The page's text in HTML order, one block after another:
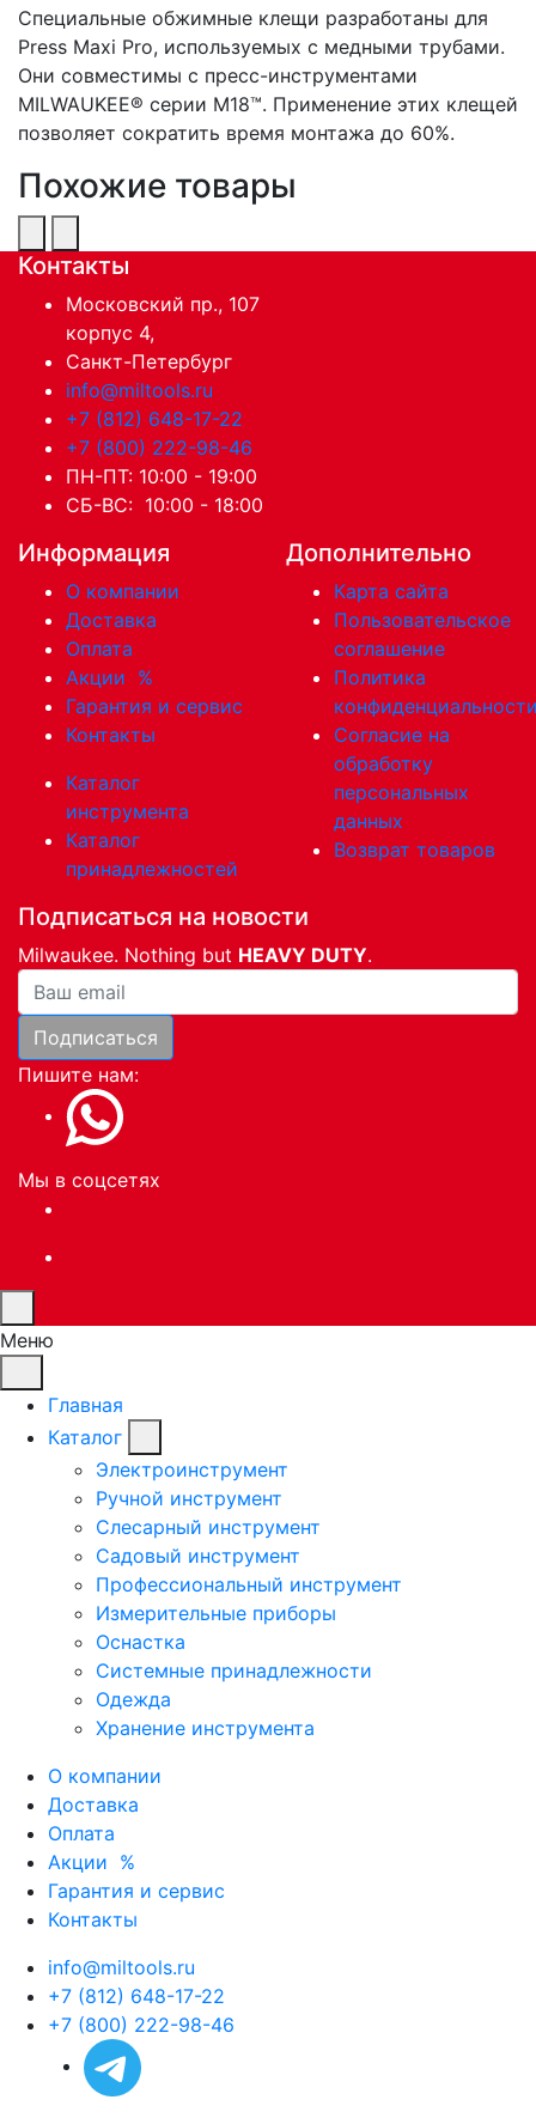
Специальные обжимные клещи разработаны для
Press Maxi Pro, используемых с медными трубами.
Они совместимы с пресс-инструментами
MILWAUKEE® серии M18™. Применение этих клещей
позволяет сократить время монтажа до 60%.
Похожие товары
Контакты
Московский пр., 107
корпус 4,
Санкт-Петербург
info@miltools.ru
+7 (812) 648-17-22
+7 (800) 222-98-46
ПН-ПТ: 10:00 - 19:00
СБ-ВС: 10:00 - 18:00
Информация
О компании
Доставка
Оплата
Акции %
Гарантия и сервис
Контакты
Каталог
инструмента
Каталог
принадлежностей
Дополнительно
Карта сайта
Пользовательское
соглашение
Политика
Согласие на
обработку
персональных
данных
Возврат товаров
Подписаться на новости
Milwaukee. Nothing but HEAVY DUTY.
Ваша почта
Подписаться
Пишите нам:
Мы в соцсетях
Меню
Главная
Каталог
Электроинструмент
Ручной инструмент
Слесарный инструмент
Садовый инструмент
Профессиональный инструмент
Измерительные приборы
Оснастка
Системные принадлежности
Одежда
Хранение инструмента
О компании
Доставка
Оплата
Акции %
Гарантия и сервис
Контакты
info@miltools.ru
+7 (812) 648-17-22
+7 (800) 222-98-46